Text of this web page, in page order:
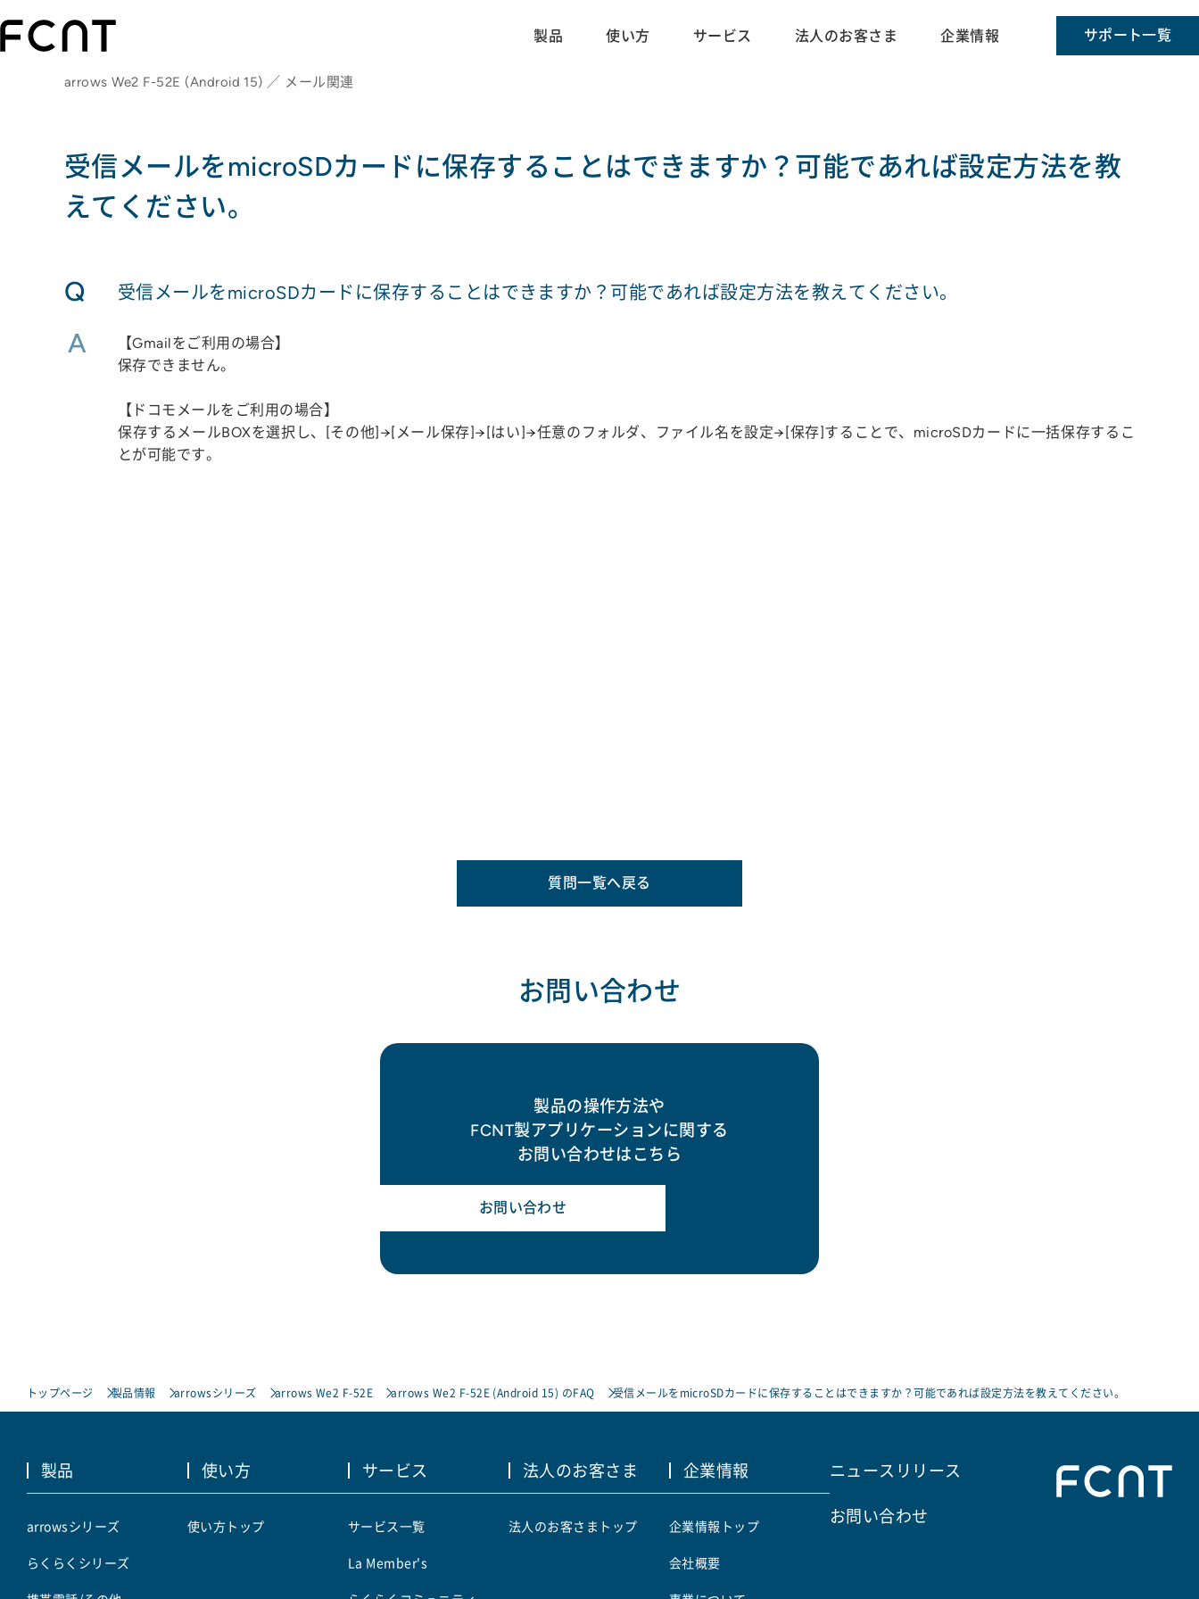
製品 使い方 サービス 法人のお客さま 企業情報 サポート一覧
arrows We2 F-52E (Android 15) ／ メール関連
受信メールをmicroSDカードに保存することはできますか？可能であれば設定方法を教
えてください。
Q 受信メールをmicroSDカードに保存することはできますか？可能であれば設定方法を教えてください。
A
【Gmailをご利用の場合】
保存できません。
【ドコモメールをご利用の場合】
保存するメールBOXを選択し、[その他]→[メール保存]→[はい]→任意のフォルダ、ファイル名を設定→[保存]することで、microSDカードに一括保存するこ
とが可能です。
質問一覧へ戻る
お問い合わせ
製品の操作方法や
FCNT製アプリケーションに関する
お問い合わせはこちら
お問い合わせ
トップページ 製品情報 arrowsシリーズ arrows We2 F-52E arrows We2 F-52E (Android 15) のFAQ 受信メールをmicroSDカードに保存することはできますか？可能であれば設定方法を教えてください。
製品
arrowsシリーズ
らくらくシリーズ
使い方
使い方トップ
サービス
サービス一覧
La Member's
法人のお客さま
法人のお客さまトップ
企業情報
企業情報トップ
会社概要
ニュースリリース
お問い合わせ